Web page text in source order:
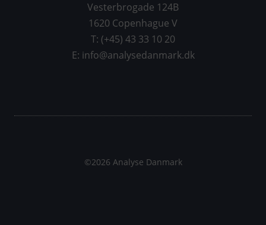
Vesterbrogade 124B
1620 Copenhague V
T: (+45) 43 33 10 20
E: info@analysedanmark.dk
©2026 Analyse Danmark